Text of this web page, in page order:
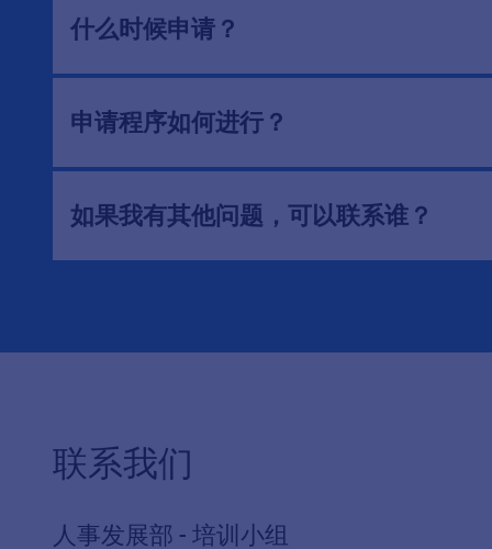
什么时候申请？
申请程序如何进行？
如果我有其他问题，可以联系谁？
联系我们
人事发展部 - 培训小组